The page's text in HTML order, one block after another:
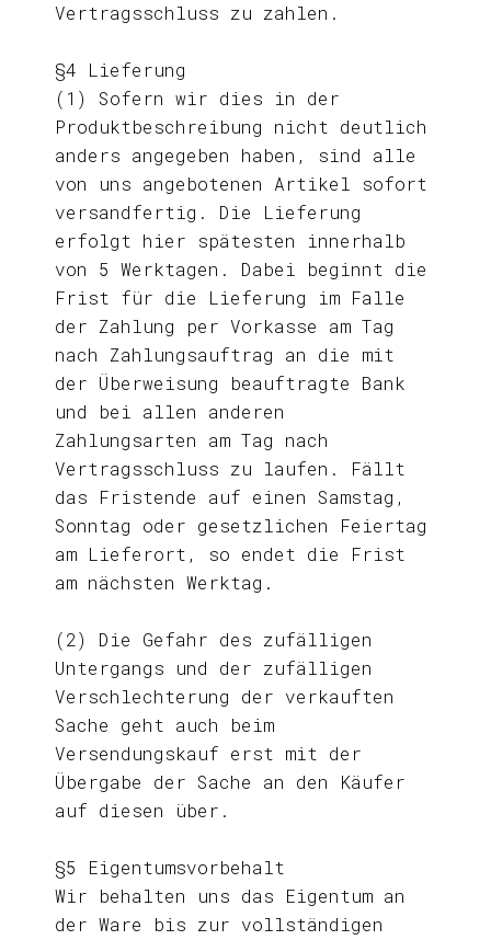
Vertragsschluss zu zahlen.
§4 Lieferung
(1) Sofern wir dies in der
Produktbeschreibung nicht deutlich
anders angegeben haben, sind alle
von uns angebotenen Artikel sofort
versandfertig. Die Lieferung
erfolgt hier spätesten innerhalb
von 5 Werktagen. Dabei beginnt die
Frist für die Lieferung im Falle
der Zahlung per Vorkasse am Tag
nach Zahlungsauftrag an die mit
der Überweisung beauftragte Bank
und bei allen anderen
Zahlungsarten am Tag nach
Vertragsschluss zu laufen. Fällt
das Fristende auf einen Samstag,
Sonntag oder gesetzlichen Feiertag
am Lieferort, so endet die Frist
am nächsten Werktag.
(2) Die Gefahr des zufälligen
Untergangs und der zufälligen
Verschlechterung der verkauften
Sache geht auch beim
Versendungskauf erst mit der
Übergabe der Sache an den Käufer
auf diesen über.
§5 Eigentumsvorbehalt
Wir behalten uns das Eigentum an
der Ware bis zur vollständigen